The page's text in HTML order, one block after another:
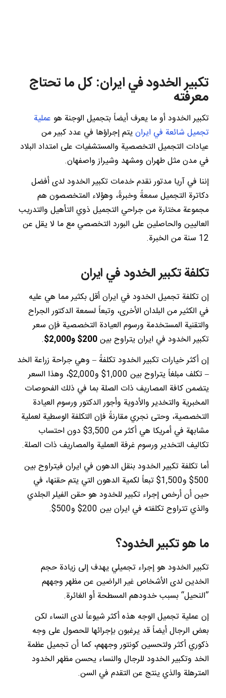
تكبير الخدود في ايران: كل ما تحتاج
معرفته
تكبير الخدود أو ما يعرف أيضاً بتجميل الوجنة هو عملية
تجميل شائعة في ايرانيتم إجراؤها في عدد كبير من
عيادات التجميل التخصصية والمستشفيات على امتداد البلاد
في مدن مثل طهران ومشهد وشيراز واصفهان.
إننا في آريا مدتور نقدم خدمات تكبير الخدود لدى أفضل
دكاترة التجميل سمعةً وخبرةً، وهؤلاء المتخصصون هم
مجموعة مختارة من جراحي التجميل ذوي التأهيل والتدريب
العاليين والحاصلين على البورد التخصصي مع ما لا يقل عن
12 سنة من الخبرة.
تكلفة تكبير الخدود في ايران
إن تكلفة تجميل الخدود في ايران أقل بكثير مما هي عليه
في الكثير من البلدان الأخرى، وتبعاً لسمعة الدكتور الجراح
والتقنية المستخدمة ورسوم العيادة التخصصية فإن سعر
تكبير الخدود في ايران يتراوح بين200$ و2,000$
.
إن أكثر خيارات تكبير الخدود تكلفةً – وهي جراحة زراعة الخد
– تكلف مبلغاً يتراوح بين 1,000$ و2,000$، وهذا السعر
يتضمن كافة المصاريف ذات الصلة بما في ذلك الفحوصات
المخبرية والتخدير والأدوية وأجور الدكتور ورسوم العيادة
التخصصية، وحتى نجري مقارنةً فإن التكلفة الوسطية لعملية
مشابهة في أمريكا هي أكثر من 3,500$ دون احتساب
تكاليف التخدير ورسوم غرفة العملية والمصاريف ذات الصلة.
أما تكلفة تكبير الخدود بنقل الدهون في ايران فيتراوح بين
500$ و1,500$ تبعاً لكمية الدهون التي يتم حقنها، في
حين أن أرخص إجراء تكبير للخدود هو حقن الفيلر الجلدي
والذي تتراوح تكلفته في ايران بين 200$ و500$.
ما هو تكبير الخدود؟
تكبير الخدود هو إجراء تجميلي يهدف إلى زيادة حجم
الخدين لدى الأشخاص غير الراضين عن مظهر وجههم
”النحيل“ بسبب خدودهم المسطحة أو الغائرة.
إن عملية تجميل الوجه هذه أكثر شيوعاً لدى النساء لكن
بعض الرجال أيضاً قد يرغبون بإجرائها للحصول على وجه
ذكوري أكثر ولتحسين كونتور وجههم، كما أن تجميل عظمة
الخد وتكبير الخدود للرجال والنساء يحسن مظهر الخدود
المترهلة والذي ينتج عن التقدم في السن.